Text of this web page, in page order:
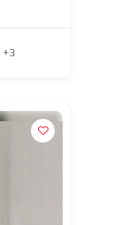
+3